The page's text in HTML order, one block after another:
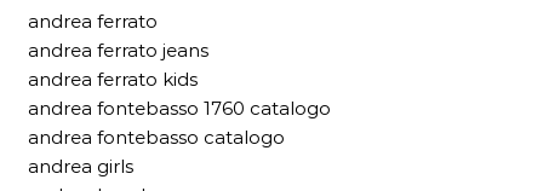
andrea ferrato
andrea ferrato jeans
andrea ferrato kids
andrea fontebasso 1760 catalogo
andrea fontebasso catalogo
andrea girls